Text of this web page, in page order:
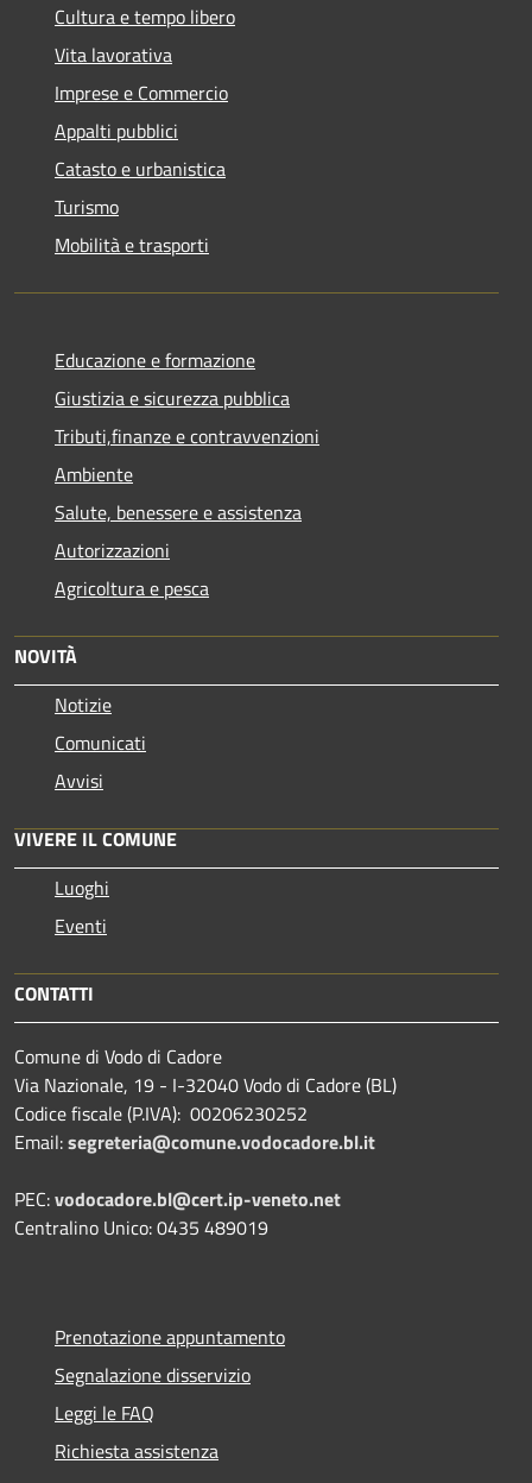
Cultura e tempo libero
Vita lavorativa
Imprese e Commercio
Appalti pubblici
Catasto e urbanistica
Turismo
Mobilità e trasporti
Educazione e formazione
Giustizia e sicurezza pubblica
Tributi,finanze e contravvenzioni
Ambiente
Salute, benessere e assistenza
Autorizzazioni
Agricoltura e pesca
NOVITÀ
Notizie
Comunicati
Avvisi
VIVERE IL COMUNE
Luoghi
Eventi
CONTATTI
Comune di Vodo di Cadore
Via Nazionale, 19 - I-32040 Vodo di Cadore (BL)
Codice fiscale (P.IVA): 00206230252
Email:segreteria@comune.vodocadore.bl.it
PEC:vodocadore.bl@cert.ip-veneto.net
Centralino Unico: 0435 489019
Prenotazione appuntamento
Segnalazione disservizio
Leggi le FAQ
Richiesta assistenza